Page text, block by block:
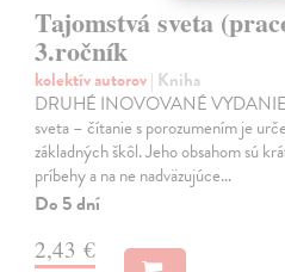
Tajomstvá sveta
3.ročník
kolektív autorov| Kniha
DRUHÉ INOVOVANÉ VYDANIE!
sveta – čítanie s porozumením je
základných škôl. Jeho obsahom sú
príbehy a na ne nadväzujúce…
Do 5 dní
2,43 €